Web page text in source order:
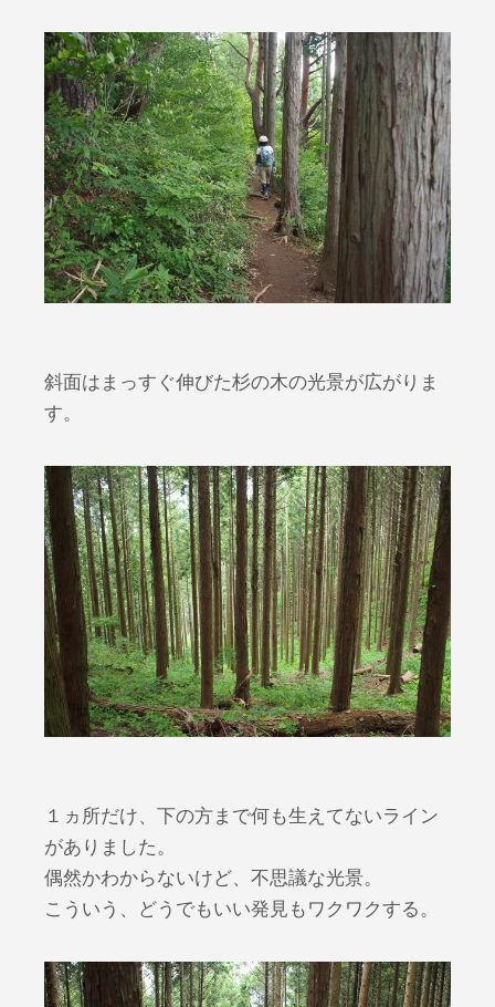
斜面はまっすぐ伸びた杉の木の光景が広がりま
す。
１ヵ所だけ、下の方まで何も生えてないライン
がありました。
偶然かわからないけど、不思議な光景。
こういう、どうでもいい発見もワクワクする。